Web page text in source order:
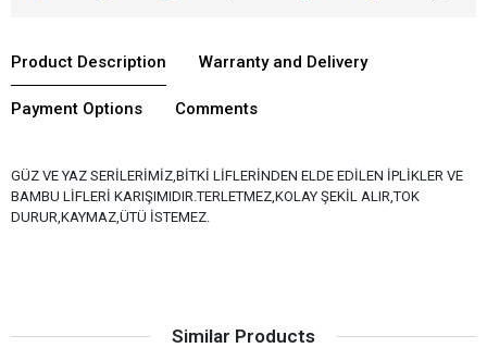
Product Description Warranty and Delivery
Payment Options Comments
GÜZ VE YAZ SERİLERİMİZ,BİTKİ LİFLERİNDEN ELDE EDİLEN İPLİKLER VE
BAMBU LİFLERİ KARIŞIMIDIR.TERLETMEZ,KOLAY ŞEKİL ALIR,TOK
DURUR,KAYMAZ,ÜTÜ İSTEMEZ.
Similar Products